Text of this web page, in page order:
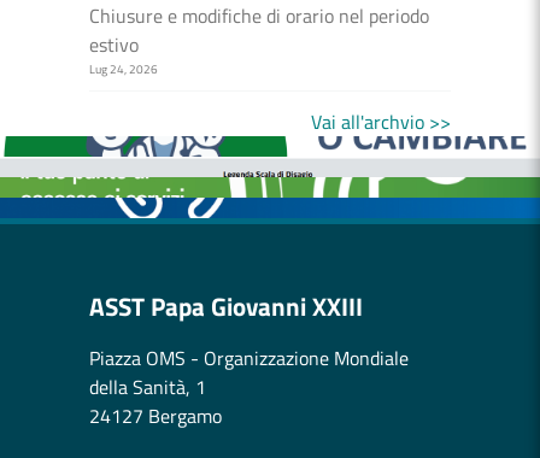
Chiusure e modifiche di orario nel periodo
estivo
Lug 24, 2026
Vai all'archvio >>
MEDICI E PEDIATRI DI FAMIGLIA
BOLLETTINI DISAGIO DA CALORE
CASE DI COMUNITÀ
OSPEDALE DI COMUNITÀ
ASST Papa Giovanni XXIII
Piazza OMS - Organizzazione Mondiale
della Sanità, 1
24127 Bergamo